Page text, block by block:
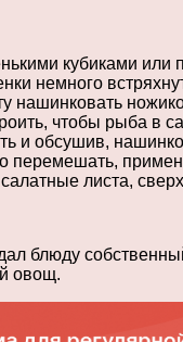
кубиками
немного
нашинковать
чтобы рыба в
и обсушив,
перемешать,
листа,
блюду
овощ.